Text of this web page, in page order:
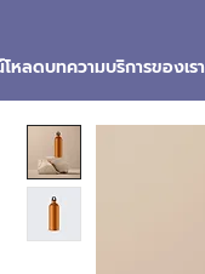
โหลดบทความบริการของเรา